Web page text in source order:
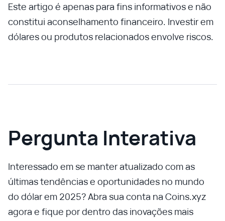
Este artigo é apenas para fins informativos e não
constitui aconselhamento financeiro. Investir em
dólares ou produtos relacionados envolve riscos.
Pergunta Interativa
Interessado em se manter atualizado com as
últimas tendências e oportunidades no mundo
do dólar em 2025? Abra sua conta na Coins.xyz
agora e fique por dentro das inovações mais